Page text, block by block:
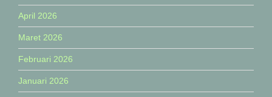
April 2026
Maret 2026
Februari 2026
Januari 2026